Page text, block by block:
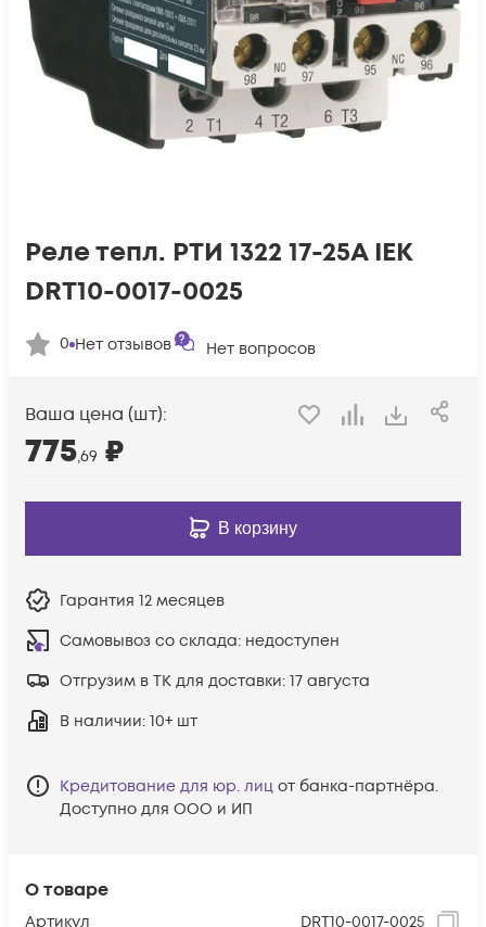
О товаре
Артикул
DRT10-0017-0025
Реле тепл. РТИ 1322 17-25А IEK
DRT10-0017-0025
0 Нет отзывов Нет вопросов
Ваша цена (шт):
775,69 ₽
В корзину
Гарантия 12 месяцев
Самовывоз со склада: недоступен
Отгрузим в ТК для доставки: 17 августа
В наличии: 10+ шт
Кредитование для юр. лиц от банка-партнёра.
Доступно для ООО и ИП